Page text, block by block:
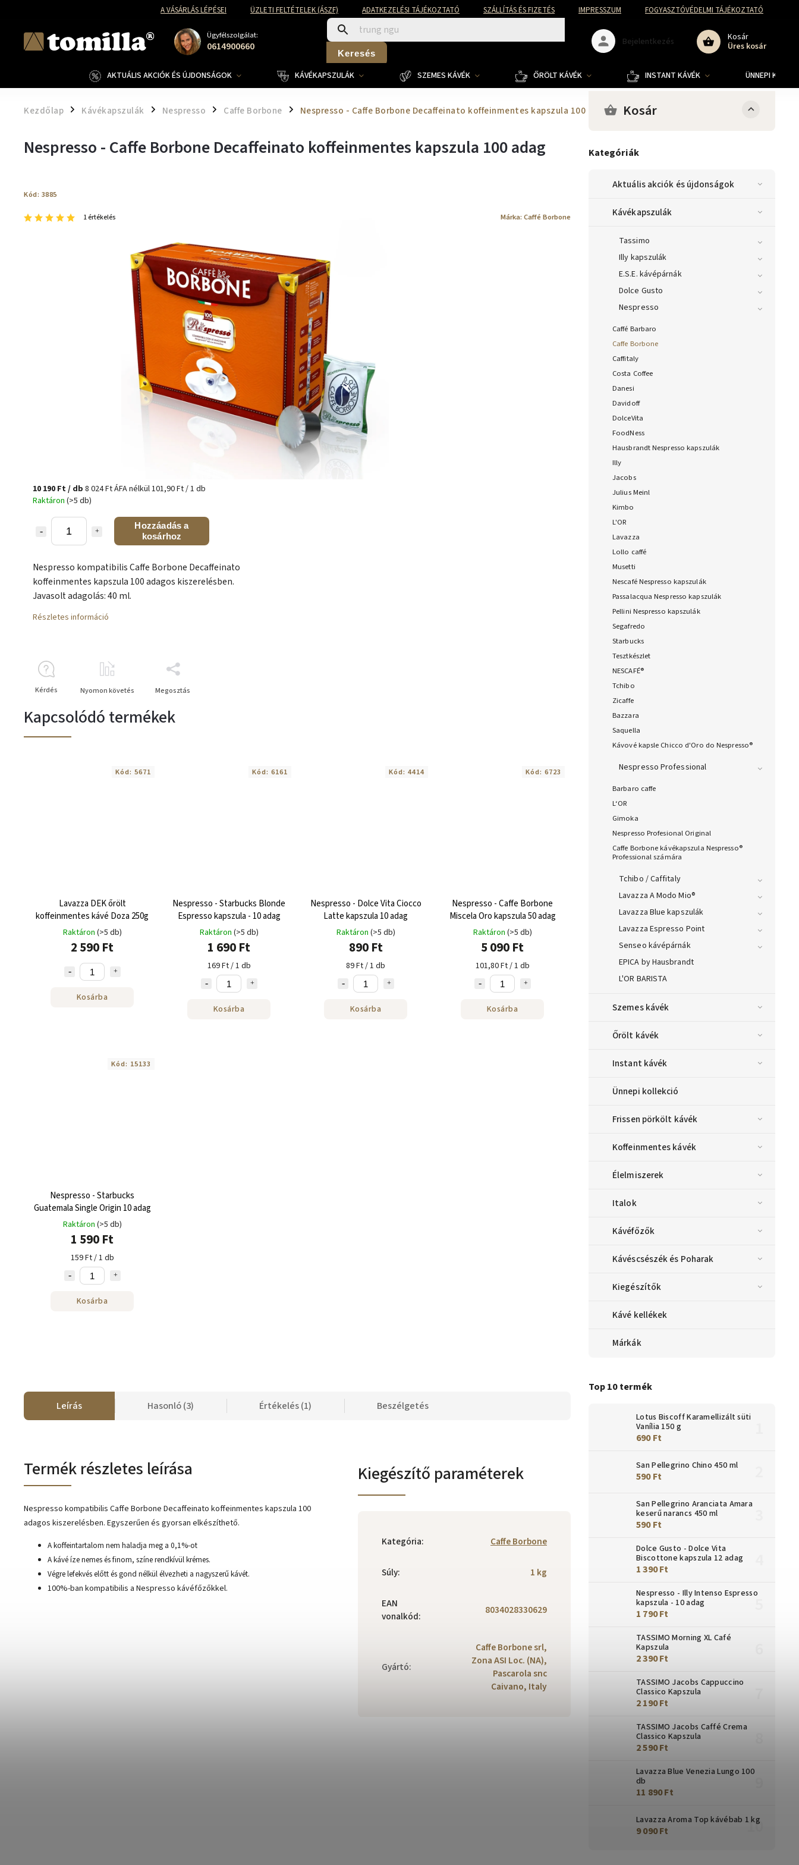
A VÁSÁRLÁS LÉPÉSEI ÜZLETI FELTÉTELEK (ÁSZF) ADATKEZELÉSI TÁJÉKOZTATÓ SZÁLLÍTÁS ÉS FIZETÉS IMPRESSZUM FOGYASZTÓVÉDELMI TÁJÉKOZTATÓ
Ügyfélszolgálat:
0614900660 Keresés
Kosár
Üres kosár
Bejelentkezés
AKTUÁLIS AKCIÓK ÉS ÚJDONSÁGOK KÁVÉKAPSZULÁK SZEMES KÁVÉK ŐRÖLT KÁVÉK INSTANT KÁVÉK ÜNNEPI
Kezdőlap / Kávékapszulák / Nespresso / Caffe Borbone / Nespresso - Caffe Borbone Decaffeinato koffeinmentes kapszula 100 adag Kosár
Kategóriák
Aktuális akciók és újdonságok
Kávékapszulák
Tassimo
Illy kapszulák
E.S.E. kávépárnák
Dolce Gusto
Nespresso
Caffé Barbaro
Caffe Borbone
Caffitaly
Costa Coffee
Danesi
Davidoff
DolceVita
FoodNess
Hausbrandt Nespresso kapszulák
Illy
Jacobs
Julius Meinl
Kimbo
L'OR
Lavazza
Lollo caffé
Musetti
Nescafé Nespresso kapszulák
Passalacqua Nespresso kapszulák
Pellini Nespresso kapszulák
Segafredo
Starbucks
Tesztkészlet
NESCAFÉ®
Tchibo
Zicaffe
Bazzara
Saquella
Kávové kapsle Chicco d'Oro do Nespresso®
Nespresso Professional
Barbaro caffe
L‘OR
Gimoka
Nespresso Profesional Original
Caffe Borbone kávékapszula Nespresso®
Professional számára
Tchibo / Caffitaly
Lavazza A Modo Mio®
Lavazza Blue kapszulák
Lavazza Espresso Point
Senseo kávépárnák
EPICA by Hausbrandt
L'OR BARISTA
Szemes kávék
Őrölt kávék
Instant kávék
Ünnepi kollekció
Frissen pörkölt kávék
Koffeinmentes kávék
Élelmiszerek
Italok
Kávéfőzők
Kávéscsészék és Poharak
Kiegészítők
Kávé kellékek
Márkák
Top 10 termék
Lotus Biscoff Karamellizált süti
Vanília 150 g
690 Ft
San Pellegrino Chino 450 ml
590 Ft
San Pellegrino Aranciata Amara
keserű narancs 450 ml
590 Ft
Dolce Gusto - Dolce Vita
Biscottone kapszula 12 adag
1 390 Ft
Nespresso - Illy Intenso Espresso
kapszula - 10 adag
1 790 Ft
TASSIMO Morning XL Café
Kapszula
2 390 Ft
TASSIMO Jacobs Cappuccino
Classico Kapszula
2 190 Ft
TASSIMO Jacobs Caffé Crema
Classico Kapszula
2 590 Ft
Lavazza Blue Venezia Lungo 100
db
11 890 Ft
Lavazza Aroma Top kávébab 1 kg
9 090 Ft
Nespresso - Caffe Borbone Decaffeinato koffeinmentes kapszula 100 adag
Kód: 3885
1 értékelés Márka: Caffé Borbone
10 190 Ft/ db 8 024 Ft ÁFA nélkül101,90 Ft / 1 db
Raktáron (>5 db)
Hozzáadás a
kosárhoz
Nespresso kompatibilis Caffe Borbone Decaffeinato
koffeinmentes kapszula 100 adagos kiszerelésben.
Javasolt adagolás: 40 ml.
Részletes információ
Kérdés Nyomon követés Megosztás
Kapcsolódó termékek
Lavazza DEK őrölt
koffeinmentes kávé Doza 250g
Raktáron (>5 db)
2 590 Ft
Kosárba
Kód: 5671
Nespresso - Starbucks Blonde
Espresso kapszula - 10 adag
Raktáron (>5 db)
1 690 Ft
169 Ft / 1 db
Kosárba
Kód: 6161
Nespresso - Dolce Vita Ciocco
Latte kapszula 10 adag
Raktáron (>5 db)
890 Ft
89 Ft / 1 db
Kosárba
Kód: 4414
Nespresso - Caffe Borbone
Miscela Oro kapszula 50 adag
Raktáron (>5 db)
5 090 Ft
101,80 Ft / 1 db
Kosárba
Kód: 6723
Nespresso - Starbucks
Guatemala Single Origin 10 adag
Raktáron (>5 db)
1 590 Ft
159 Ft / 1 db
Kosárba
Kód: 15133
Leírás Hasonló (3) Értékelés (1) Beszélgetés
Termék részletes leírása
Nespresso kompatibilis Caffe Borbone Decaffeinato koffeinmentes kapszula 100
adagos kiszerelésben. Egyszerűen és gyorsan elkészíthető.
A koffeintartalom nem haladja meg a 0,1%-ot
A kávé íze nemes és finom, színe rendkívül krémes.
Végre lefekvés előtt és gond nélkül élvezheti a nagyszerű kávét.
100%-ban kompatibilis a Nespresso kávéfőzőkkel.
Kiegészítő paraméterek
Kategória: Caffe Borbone
Súly: 1 kg
EAN
vonalkód: 8034028330629
Gyártó:
Caffe Borbone srl,
Zona ASI Loc. (NA),
Pascarola snc
Caivano, Italy